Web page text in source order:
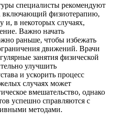
специалисты рекомендуют
включающий физиотерапию,
и, в некоторых случаях,
Важно начать
раньше, чтобы избежать
движений. Врачи
занятия физической
улучшить
и ускорить процесс
случаях может
вмешательство, однако
успешно справляются с
методами.